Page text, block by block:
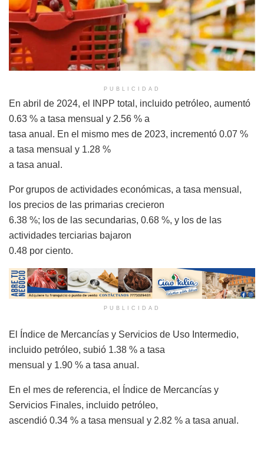
PUBLICIDAD
En abril de 2024, el INPP total, incluido petróleo, aumentó
0.63 % a tasa mensual y 2.56 % a
tasa anual. En el mismo mes de 2023, incrementó 0.07 %
a tasa mensual y 1.28 %
a tasa anual.
Por grupos de actividades económicas, a tasa mensual,
los precios de las primarias crecieron
6.38 %; los de las secundarias, 0.68 %, y los de las
actividades terciarias bajaron
0.48 por ciento.
PUBLICIDAD
El Índice de Mercancías y Servicios de Uso Intermedio,
incluido petróleo, subió 1.38 % a tasa
mensual y 1.90 % a tasa anual.
En el mes de referencia, el Índice de Mercancías y
Servicios Finales, incluido petróleo,
ascendió 0.34 % a tasa mensual y 2.82 % a tasa anual.